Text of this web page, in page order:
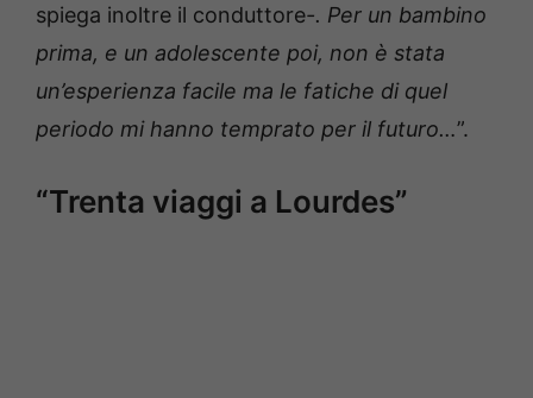
spiega inoltre il conduttore-. Per un bambino
prima, e un adolescente poi, non è stata
un’esperienza facile ma le fatiche di quel
periodo mi hanno temprato per il futuro…”.
“Trenta viaggi a Lourdes”